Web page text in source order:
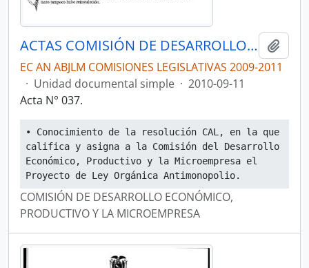
ACTAS COMISIÓN DE DESARROLLO ECONÓMICO, PRODUCTIVO Y LA MICROEMPRESA
EC AN ABJLM COMISIONES LEGISLATIVAS 2009-2011
· Unidad documental simple · 2010-09-11
Acta N° 037.
• Conocimiento de la resolución CAL, en la que
califica y asigna a la Comisión del Desarrollo
Económico, Productivo y la Microempresa el
Proyecto de Ley Orgánica Antimonopolio.
COMISIÓN DE DESARROLLO ECONÓMICO,
PRODUCTIVO Y LA MICROEMPRESA